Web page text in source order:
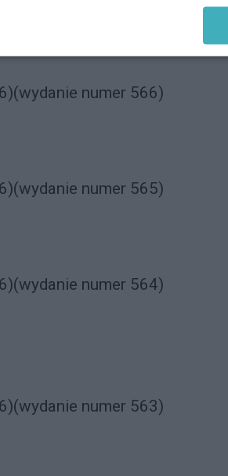
numer 566)
numer 565)
numer 564)
numer 563)